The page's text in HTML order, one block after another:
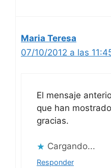
Maria Teresa
07/10/2012 a las
El mensaje
que han
gracias.
Cargando...
Responder